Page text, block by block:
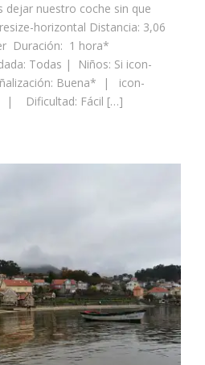
dejar nuestro coche sin que
horizontal Distancia: 3,06
Duración: 1 hora*
Todas | Niños: Si icon-
Buena* | icon-
| Dificultad: Fácil […]